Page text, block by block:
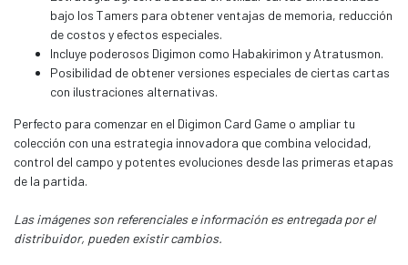
bajo los Tamers para obtener ventajas de memoria, reducción
de costos y efectos especiales.
Incluye poderosos Digimon como Habakirimon y Atratusmon.
Posibilidad de obtener versiones especiales de ciertas cartas
con ilustraciones alternativas.
Perfecto para comenzar en el Digimon Card Game o ampliar tu
colección con una estrategia innovadora que combina velocidad,
control del campo y potentes evoluciones desde las primeras etapas
de la partida.
Las imágenes son referenciales e información es entregada por el
distribuidor, pueden existir cambios.